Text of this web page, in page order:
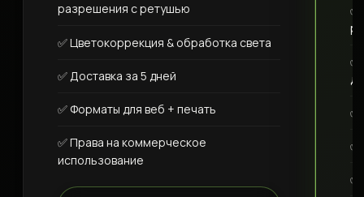
разрешения с ретушью
✅ Цветокоррекция & обработка света
✅ Доставка за 5 дней
✅ Форматы для веб + печать
✅ Права на коммерческое
использование